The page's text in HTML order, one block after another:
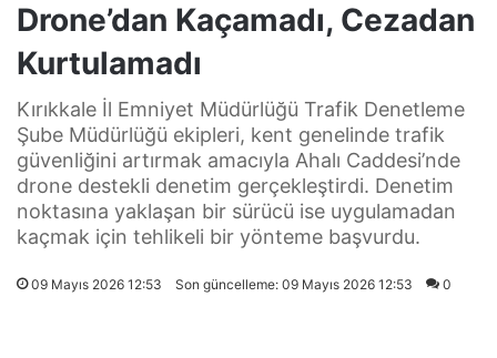
Drone’dan Kaçamadı, Cezadan
Kurtulamadı
Kırıkkale İl Emniyet Müdürlüğü Trafik Denetleme
Şube Müdürlüğü ekipleri, kent genelinde trafik
güvenliğini artırmak amacıyla Ahalı Caddesi’nde
drone destekli denetim gerçekleştirdi. Denetim
noktasına yaklaşan bir sürücü ise uygulamadan
kaçmak için tehlikeli bir yönteme başvurdu.
09 Mayıs 2026 12:53 Son güncelleme: 09 Mayıs 2026 12:53 0